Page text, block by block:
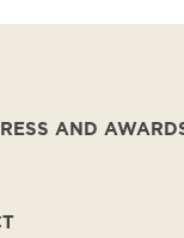
AND